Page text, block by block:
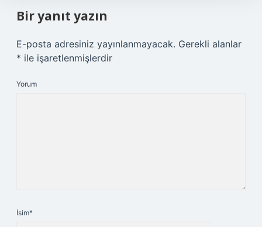
Bir yanıt yazın
E-posta adresiniz yayınlanmayacak. Gerekli alanlar
* ile işaretlenmişlerdir
Yorum
İsim*